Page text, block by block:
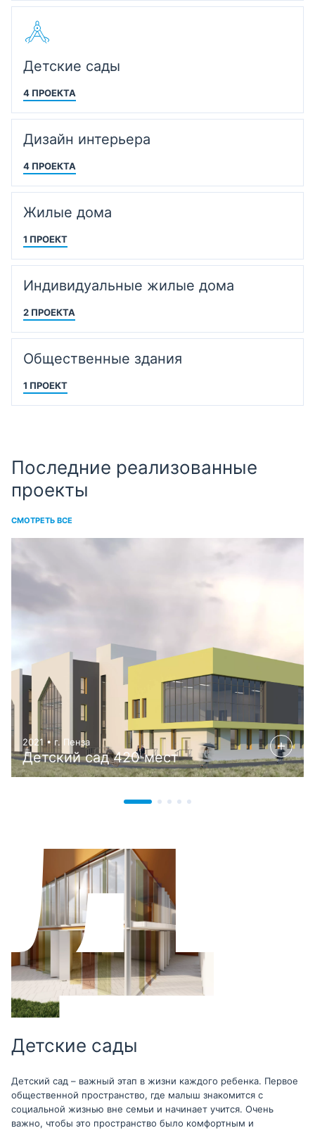
Детские сады
4 ПРОЕКТА
Дизайн интерьера
4 ПРОЕКТА
Жилые дома
1 ПРОЕКТ
Индивидуальные жилые дома
2 ПРОЕКТА
Общественные здания
1 ПРОЕКТ
Последние реализованные
проекты
СМОТРЕТЬ ВСЕ
2021 • г. Пенза
Детский сад 420 мест
Детские сады
Детский сад – важный этап в жизни каждого ребенка. Первое
общественной пространство, где малыш знакомится с
социальной жизнью вне семьи и начинает учится. Очень
важно, чтобы это пространство было комфортным и